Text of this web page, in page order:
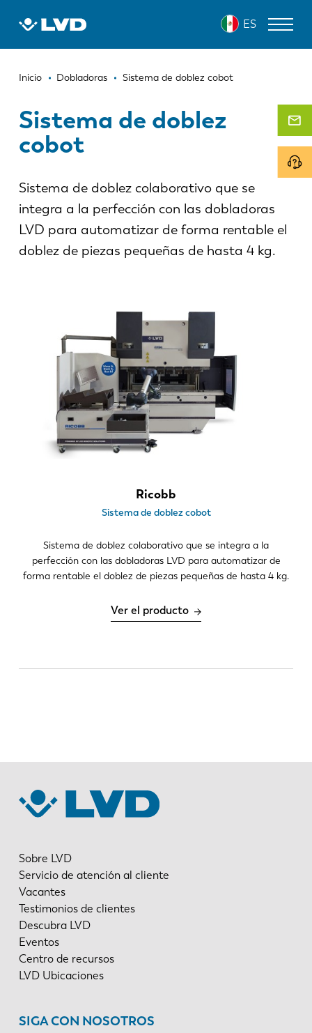
ES
Ruta
navegación
Inicio Dobladoras Sistema de doblez cobot
Sistema de doblez
cobot
Sistema de doblez colaborativo que se
integra a la perfección con las dobladoras
LVD para automatizar de forma rentable el
doblez de piezas pequeñas de hasta 4 kg.
Ricobb
Sistema de doblez cobot
Sistema de doblez colaborativo que se integra a la
perfección con las dobladoras LVD para automatizar de
forma rentable el doblez de piezas pequeñas de hasta 4 kg.
Ver el producto
Sobre LVD
Servicio de atención al cliente
Vacantes
Testimonios de clientes
Descubra LVD
Eventos
Centro de recursos
LVD Ubicaciones
SIGA CON NOSOTROS
FR EN-US
DE
ES
KO
MÁQUINAS DE CORTE LÁSER
PANELADORAS
CIZALLAS
SOFTWARE
SERVICIO DE ATENCIÓN AL CLIENTE
Descubra LVD
Testimonios
Centro de recursos
Industrias y soluciones
Vacantes